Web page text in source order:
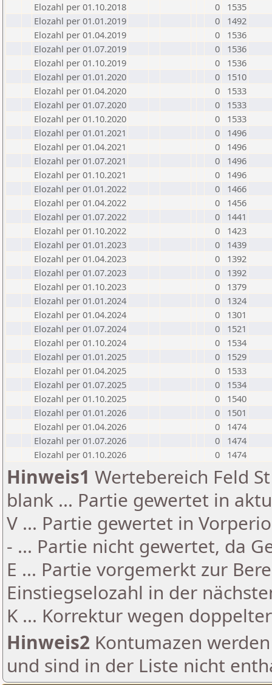
Elozahl per 01.10.2018
0
1535
Elozahl per 01.01.2019
0
1492
Elozahl per 01.04.2019
0
1536
Elozahl per 01.07.2019
0
1536
Elozahl per 01.10.2019
0
1536
Elozahl per 01.01.2020
0
1510
Elozahl per 01.04.2020
0
1533
Elozahl per 01.07.2020
0
1533
Elozahl per 01.10.2020
0
1533
Elozahl per 01.01.2021
0
1496
Elozahl per 01.04.2021
0
1496
Elozahl per 01.07.2021
0
1496
Elozahl per 01.10.2021
0
1496
Elozahl per 01.01.2022
0
1466
Elozahl per 01.04.2022
0
1456
Elozahl per 01.07.2022
0
1441
Elozahl per 01.10.2022
0
1423
Elozahl per 01.01.2023
0
1439
Elozahl per 01.04.2023
0
1392
Elozahl per 01.07.2023
0
1392
Elozahl per 01.10.2023
0
1379
Elozahl per 01.01.2024
0
1324
Elozahl per 01.04.2024
0
1301
Elozahl per 01.07.2024
0
1521
Elozahl per 01.10.2024
0
1534
Elozahl per 01.01.2025
0
1529
Elozahl per 01.04.2025
0
1533
Elozahl per 01.07.2025
0
1534
Elozahl per 01.10.2025
0
1540
Elozahl per 01.01.2026
0
1501
Elozahl per 01.04.2026
0
1474
Elozahl per 01.07.2026
0
1474
Elozahl per 01.10.2026
0 1474
Hinweis1 Wertebereich Feld
blank ... Partie gewertet in
V ... Partie gewertet in
- ... Partie nicht gewertet, da
E ... Partie vorgemerkt zur
Einstiegselozahl in der
K ... Korrektur wegen
Hinweis2 Kontumazen
und sind in der Liste nicht